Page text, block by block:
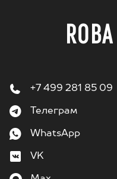
+7 499 281 85 09
Телеграм
WhatsApp
VK